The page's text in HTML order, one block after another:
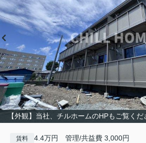
【外観】当社、チルホームのHPもご覧く
賃料 4.4万円 管理/共益費 3,000円